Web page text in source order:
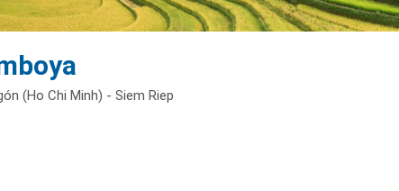
(Ho Chi Minh) - Siem Riep